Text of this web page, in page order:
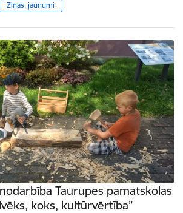
Ziņas, jaunumi
Taurupes pamatskolas
koks, kultūrvērtība”